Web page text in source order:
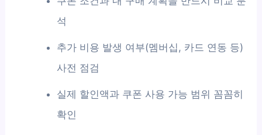
석
추가 비용 발생 여부(멤버십, 카드 연동 등)
사전 점검
실제 할인액과 쿠폰 사용 가능 범위 꼼꼼히
확인